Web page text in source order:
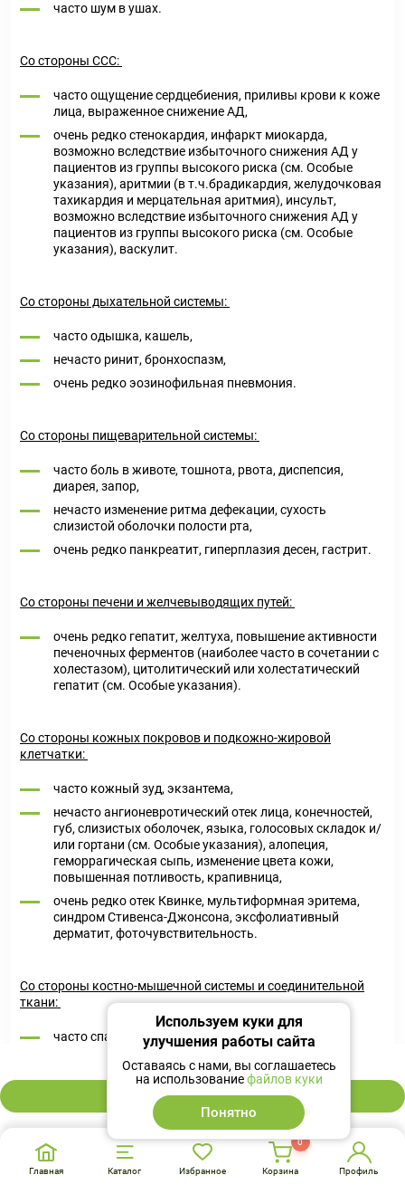
972 ₽
В корзину
часто шум в ушах.
Со стороны ССС:
часто ощущение сердцебиения, приливы крови к коже
лица, выраженное снижение АД,
очень редко стенокардия, инфаркт миокарда,
возможно вследствие избыточного снижения АД у
пациентов из группы высокого риска (см. Особые
указания), аритмии (в т.ч.брадикардия, желудочковая
тахикардия и мерцательная аритмия), инсульт,
возможно вследствие избыточного снижения АД у
пациентов из группы высокого риска (см. Особые
указания), васкулит.
Со стороны дыхательной системы:
часто одышка, кашель,
нечасто ринит, бронхоспазм,
очень редко эозинофильная пневмония.
Со стороны пищеварительной системы:
часто боль в животе, тошнота, рвота, диспепсия,
диарея, запор,
нечасто изменение ритма дефекации, сухость
слизистой оболочки полости рта,
очень редко панкреатит, гиперплазия десен, гастрит.
Со стороны печени и желчевыводящих путей:
очень редко гепатит, желтуха, повышение активности
печеночных ферментов (наиболее часто в сочетании с
холестазом), цитолитический или холестатический
гепатит (см. Особые указания).
Со стороны кожных покровов и подкожно-жировой
клетчатки:
часто кожный зуд, экзантема,
нечасто ангионевротический отек лица, конечностей,
губ, слизистых оболочек, языка, голосовых складок и/
или гортани (см. Особые указания), алопеция,
геморрагическая сыпь, изменение цвета кожи,
повышенная потливость, крапивница,
очень редко отек Квинке, мультиформная эритема,
синдром Стивенса-Джонсона, эксфолиативный
дерматит, фоточувствительность.
Со стороны костно-мышечной системы и соединительной
ткани:
часто спазмы мышц, отеки голеней,
нечасто артралгия, миалгия, боль в спине.
Со стороны почек и мочевыводящих путей:
нечасто нарушение мочеиспускания, никтурия,
учащенное мочеиспускание, нарушение функции
Главная Каталог Избранное Корзина
0
Профиль
Используем куки для
улучшения работы сайта
Оставаясь с нами, вы соглашаетесь
на использованиефайлов куки
Понятно